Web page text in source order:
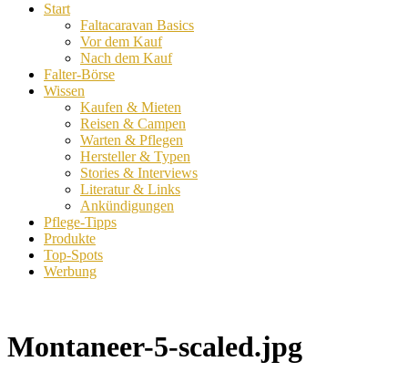
Start
Faltacaravan Basics
Vor dem Kauf
Nach dem Kauf
Falter-Börse
Wissen
Kaufen & Mieten
Reisen & Campen
Warten & Pflegen
Hersteller & Typen
Stories & Interviews
Literatur & Links
Ankündigungen
Pflege-Tipps
Produkte
Top-Spots
Werbung
Montaneer-5-scaled.jpg